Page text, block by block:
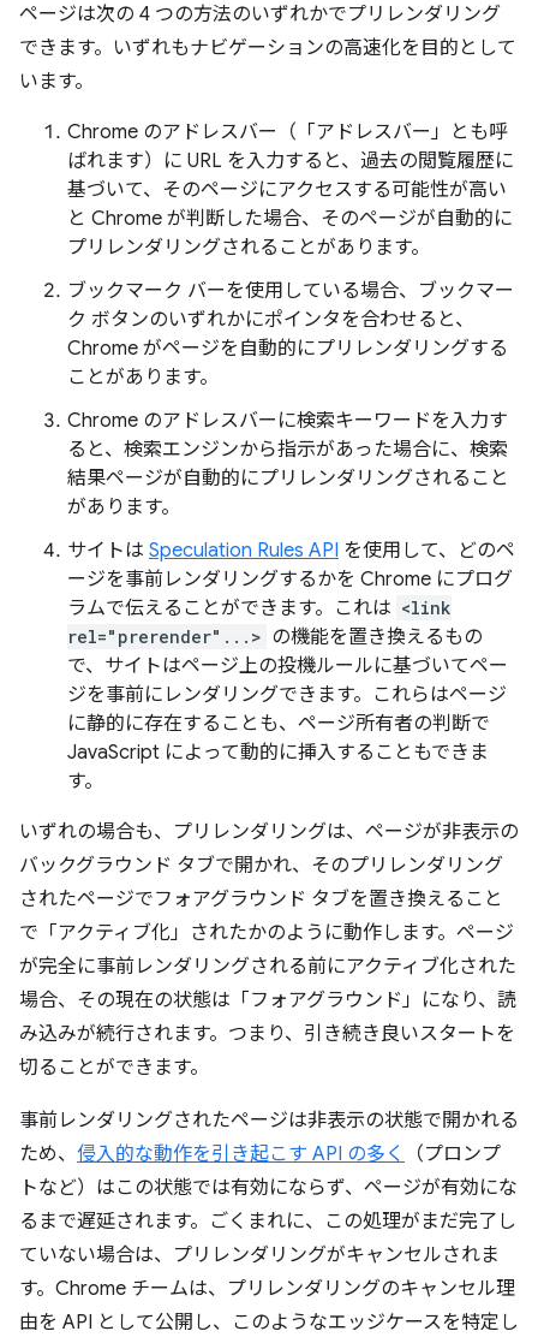
ページは次の 4 つの方法のいずれかでプリレンダリング
できます。いずれもナビゲーションの高速化を目的として
います。
Chrome のアドレスバー（「アドレスバー」とも呼
ばれます）に URL を入力すると、過去の閲覧履歴に
基づいて、そのページにアクセスする可能性が高い
と Chrome が判断した場合、そのページが自動的に
プリレンダリングされることがあります。
ブックマーク バーを使用している場合、ブックマー
ク ボタンのいずれかにポインタを合わせると、
Chrome がページを自動的にプリレンダリングする
ことがあります。
Chrome のアドレスバーに検索キーワードを入力す
ると、検索エンジンから指示があった場合に、検索
結果ページが自動的にプリレンダリングされること
があります。
サイトは Speculation Rules API を使用して、どのペ
ージを事前レンダリングするかを Chrome にプログ
ラムで伝えることができます。これは <link
rel="prerender"...> の機能を置き換えるもの
で、サイトはページ上の投機ルールに基づいてペー
ジを事前にレンダリングできます。これらはページ
に静的に存在することも、ページ所有者の判断で
JavaScript によって動的に挿入することもできま
す。
いずれの場合も、プリレンダリングは、ページが非表示の
バックグラウンド タブで開かれ、そのプリレンダリング
されたページでフォアグラウンド タブを置き換えること
で「アクティブ化」されたかのように動作します。ページ
が完全に事前レンダリングされる前にアクティブ化された
場合、その現在の状態は「フォアグラウンド」になり、読
み込みが続行されます。つまり、引き続き良いスタートを
切ることができます。
事前レンダリングされたページは非表示の状態で開かれる
ため、 侵入的な動作を引き起こす API の多く
（プロンプ
トなど）はこの状態では有効にならず、ページが有効にな
るまで遅延されます。ごくまれに、この処理がまだ完了し
ていない場合は、プリレンダリングがキャンセルされま
す。Chrome チームは、プリレンダリングのキャンセル理
由を API として公開し、このようなエッジケースを特定し